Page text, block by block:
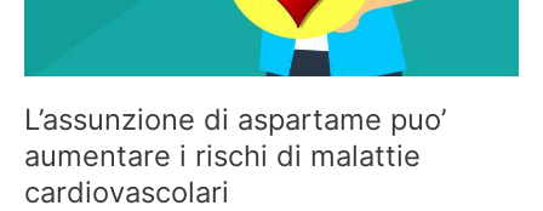
L’assunzione di aspartame puo’
aumentare i rischi di malattie
cardiovascolari